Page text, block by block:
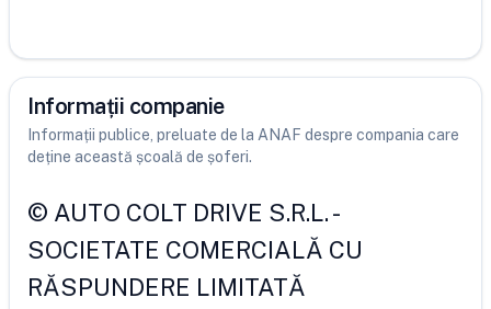
Informații companie
Informații publice, preluate de la ANAF despre compania care
deține această școală de șoferi.
© AUTO COLT DRIVE S.R.L.-
SOCIETATE COMERCIALĂ CU
RĂSPUNDERE LIMITATĂ